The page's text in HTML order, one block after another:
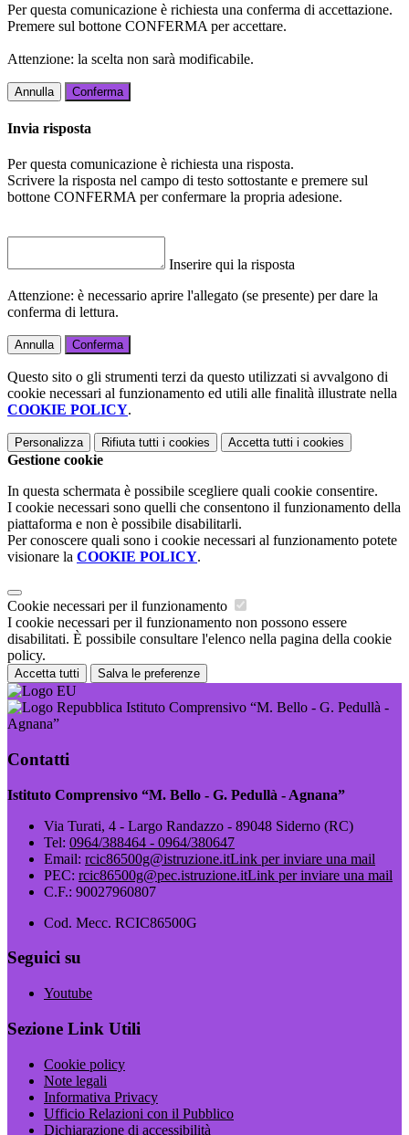
Per questa comunicazione è richiesta una conferma di accettazione.
Premere sul bottone CONFERMA per accettare.
Attenzione: la scelta non sarà modificabile.
Annulla Conferma
Invia risposta
Per questa comunicazione è richiesta una risposta.
Scrivere la risposta nel campo di testo sottostante e premere sul
bottone CONFERMA per confermare la propria adesione.
Inserire qui la risposta
Attenzione: è necessario aprire l'allegato (se presente) per dare la
conferma di lettura.
Annulla Conferma
Questo sito o gli strumenti terzi da questo utilizzati si avvalgono di
cookie necessari al funzionamento ed utili alle finalità illustrate nella
COOKIE POLICY.
Personalizza Rifiuta tutti i cookies Accetta tutti i cookies
Gestione cookie
In questa schermata è possibile scegliere quali cookie consentire.
I cookie necessari sono quelli che consentono il funzionamento della
piattaforma e non è possibile disabilitarli.
Per conoscere quali sono i cookie necessari al funzionamento potete
visionare la COOKIE POLICY.
Cookie necessari per il funzionamento
I cookie necessari per il funzionamento non possono essere
disabilitati. È possibile consultare l'elenco nella pagina della cookie
policy.
Accetta tutti Salva le preferenze
Istituto Comprensivo “M. Bello - G. Pedullà -
Agnana”
Contatti
Istituto Comprensivo “M. Bello - G. Pedullà - Agnana”
Via Turati, 4 - Largo Randazzo - 89048 Siderno (RC)
Tel: 0964/388464 - 0964/380647
Email: rcic86500g@istruzione.itLink per inviare una mail
PEC: rcic86500g@pec.istruzione.itLink per inviare una mail
C.F.: 90027960807
Cod. Mecc. RCIC86500G
Seguici su
Youtube
Sezione Link Utili
Cookie policy
Note legali
Informativa Privacy
Ufficio Relazioni con il Pubblico
Dichiarazione di accessibilità